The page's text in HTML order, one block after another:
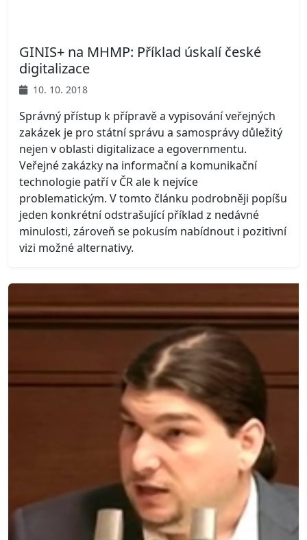
GINIS+ na MHMP: Příklad úskalí české
digitalizace
10. 10. 2018
Správný přístup k přípravě a vypisování veřejných
zakázek je pro státní správu a samosprávy důležitý
nejen v oblasti digitalizace a egovernmentu.
Veřejné zakázky na informační a komunikační
technologie patří v ČR ale k nejvíce
problematickým. V tomto článku podrobněji popíšu
jeden konkrétní odstrašující příklad z nedávné
minulosti, zároveň se pokusím nabídnout i pozitivní
vizi možné alternativy.